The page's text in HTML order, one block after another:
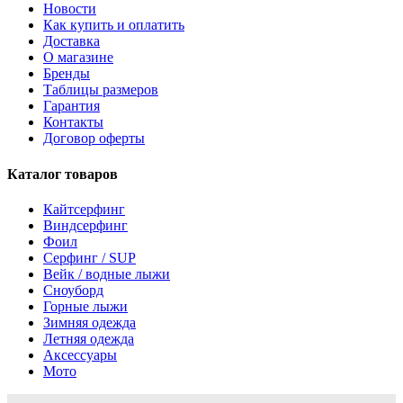
Новости
Как купить и оплатить
Доставка
О магазине
Бренды
Таблицы размеров
Гарантия
Контакты
Договор оферты
Каталог товаров
Кайтсерфинг
Виндсерфинг
Фоил
Серфинг / SUP
Вейк / водные лыжи
Сноуборд
Горные лыжи
Зимняя одежда
Летняя одежда
Аксессуары
Мото